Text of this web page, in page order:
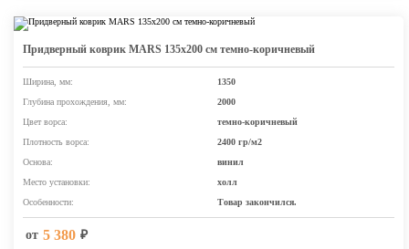
Придверный коврик MARS 135х200 см темно-коричневый
Ширина, мм:
1350
Глубина прохождения, мм:
2000
Цвет ворса:
темно-коричневый
Плотность ворса:
2400 гр/м2
Основа:
винил
Место установки:
холл
Особенности:
Товар закончился.
от 5 380 ₽